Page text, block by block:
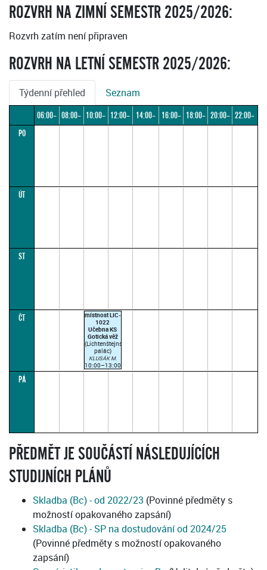
ROZVRH NA ZIMNÍ SEMESTR 2025/2026:
Rozvrh zatím není připraven
ROZVRH NA LETNÍ SEMESTR 2025/2026:
Týdenní přehled Seznam
06:00– 08:00– 10:00– 12:00–
14:00–
16:00– 18:00– 20:00– 22:00–
PO
ÚT
ST
ČT
místnost LIC-
1022
Učebna KS
Gotická věž
(Lichtenštejnský
palác)
KLUSÁK M.
10:00–13:00
SUDÝ TÝDEN
PÁ
PŘEDMĚT JE SOUČÁSTÍ NÁSLEDUJÍCÍCH
STUDIJNÍCH PLÁNŮ
Skladba (Bc) - od 2022/23 (Povinné předměty s
možností opakovaného zapsání)
Skladba (Bc) - SP na dostudování od 2024/25
(Povinné předměty s možností opakovaného
zapsání)